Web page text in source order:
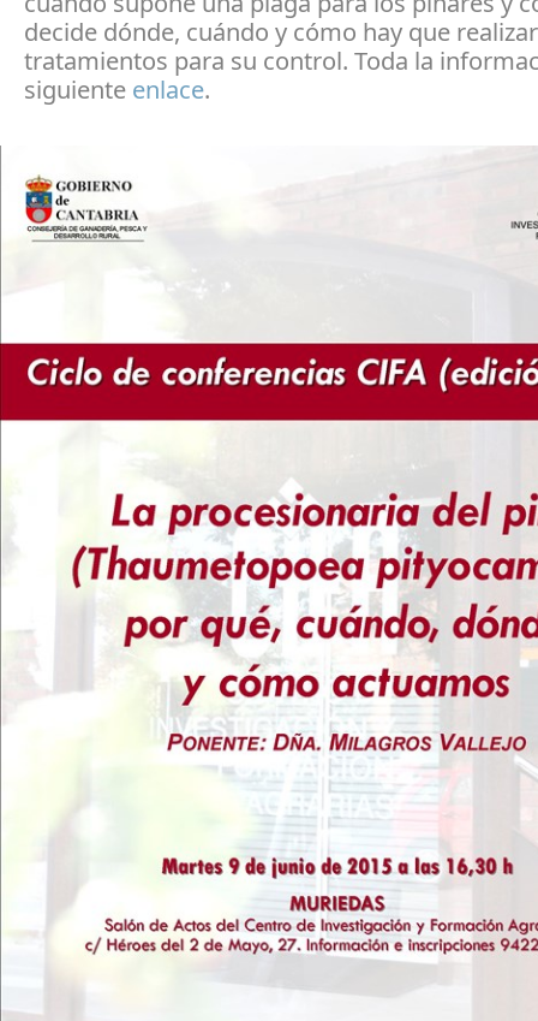
decide dónde, cuándo y cómo hay que realizar
tratamientos para su control. Toda la
siguiente enlace.